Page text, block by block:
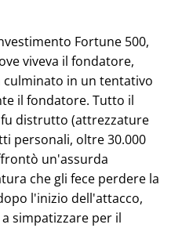
Fortune 500,
viveva il fondatore,
culminato in un tentativo
il fondatore. Tutto il
distrutto (attrezzature
personali, oltre 30.000
un'assurda
che gli fece perdere la
l'inizio dell'attacco,
simpatizzare per il